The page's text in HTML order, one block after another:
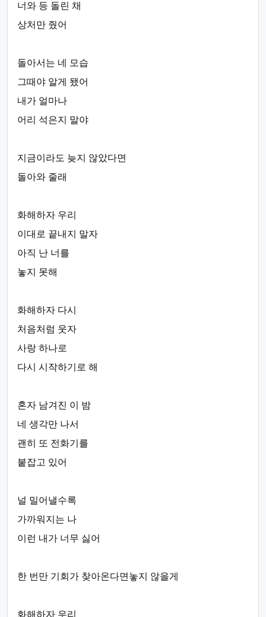
너와 등 돌린 채
상처만 줬어
돌아서는 네 모습
그때야 알게 됐어
내가 얼마나
어리 석은지 말야
지금이라도 늦지 않았다면
돌아와 줄래
화해하자 우리
이대로 끝내지 말자
아직 난 너를
놓지 못해
화해하자 다시
처음처럼 웃자
사랑 하나로
다시 시작하기로 해
혼자 남겨진 이 밤
네 생각만 나서
괜히 또 전화기를
붙잡고 있어
널 밀어낼수록
가까워지는 나
이런 내가 너무 싫어
한 번만 기회가 찾아온다면놓지 않을게
화해하자 우리